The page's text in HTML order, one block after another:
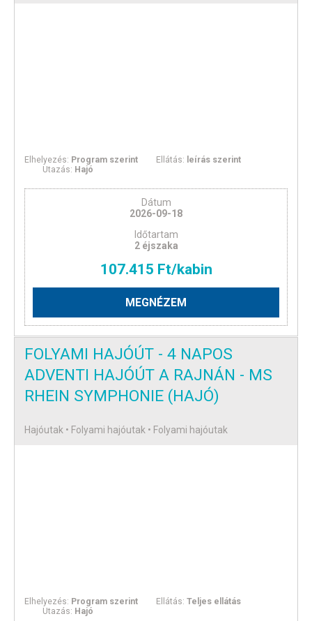
Elhelyezés: Program szerint Ellátás: leírás szerint
Utazás: Hajó
Dátum
2026-09-18
Időtartam
2 éjszaka
107.415 Ft/kabin
MEGNÉZEM
FOLYAMI HAJÓÚT - 4 NAPOS
ADVENTI HAJÓÚT A RAJNÁN - MS
RHEIN SYMPHONIE (HAJÓ)
Hajóutak • Folyami hajóutak • Folyami hajóutak
Elhelyezés: Program szerint Ellátás:Teljes ellátás
Utazás: Hajó